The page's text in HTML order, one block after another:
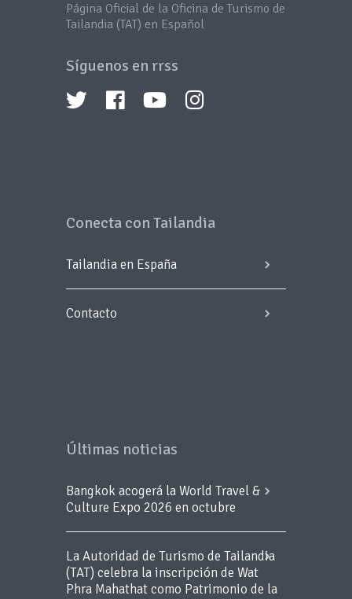
Página Oficial de la Oficina de Turismo de
Tailandia (TAT) en Español
Síguenos en rrss
Conecta con Tailandia
Tailandia en España
Contacto
Últimas noticias
Bangkok acogerá la World Travel &
Culture Expo 2026 en octubre
La Autoridad de Turismo de Tailandia
(TAT) celebra la inscripción de Wat
Phra Mahathat como Patrimonio de la